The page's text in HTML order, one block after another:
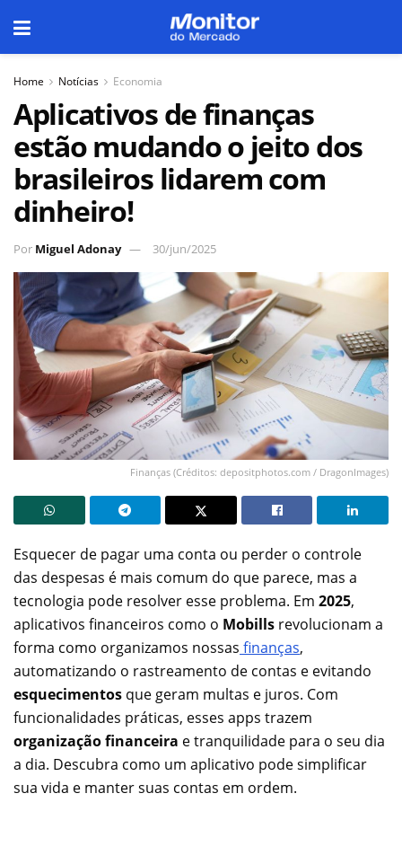
Home Notícias Economia
Aplicativos de finanças
estão mudando o jeito dos
brasileiros lidarem com
dinheiro!
Por Miguel Adonay 30/jun/2025
Finanças (Créditos: depositphotos.com / DragonImages)
Esquecer de pagar uma conta ou perder o controle
das despesas é mais comum do que parece, mas a
tecnologia pode resolver esse problema. Em 2025,
aplicativos financeiros como o Mobills revolucionam a
forma como organizamos nossas finanças,
automatizando o rastreamento de contas e evitando
esquecimentos que geram multas e juros. Com
funcionalidades práticas, esses apps trazem
organização financeira e tranquilidade para o seu dia
a dia. Descubra como um aplicativo pode simplificar
sua vida e manter suas contas em ordem.